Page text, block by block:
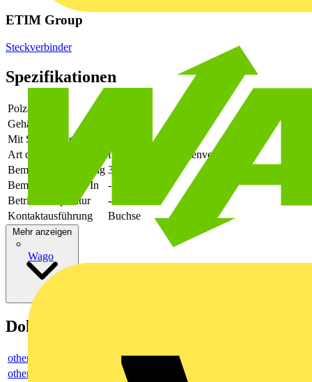
Wago
ETIM Group
Steckverbinder
Spezifikationen
Polzahl
Gehäusefarbe
Mit Schutzleiter
Art der Verbindung
flexibler Leiterplattenverbinder
Bemessungsspannung 320
Bemessungsstrom In
-
Betriebstemperatur
-40 - 105
Kontaktausführung
Buchse
Mehr anzeigen
Dokumente
others
others